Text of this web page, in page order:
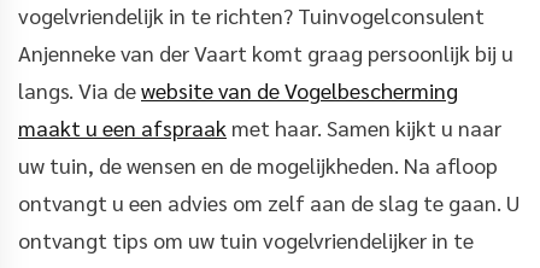
vogelvriendelijk in te richten? Tuinvogelconsulent
Anjenneke van der Vaart komt graag persoonlijk bij u
langs. Via dewebsite van de Vogelbescherming
maakt u een afspraak met haar. Samen kijkt u naar
uw tuin, de wensen en de mogelijkheden. Na afloop
ontvangt u een advies om zelf aan de slag te gaan. U
ontvangt tips om uw tuin vogelvriendelijker in te